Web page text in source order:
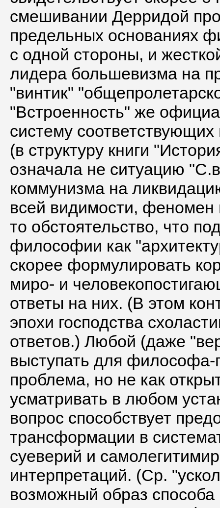
смешивании Дерридой
предельных основаниях
с одной стороны, и
лидера большевизма на
"винтик"
"Встроенность" же
систему
(в структуру книги
означала не ситуацию
коммунизма на
всей видимости,
то обстоятельство, что
философии как
скорее формулировать
миро- и
ответы на них. (В этом
эпохи господства
ответов.) Любой (даже
выступать для
проблема, но не как
усматривать в любом
вопрос способствует
трансформации в
суеверий и
интерпретаций. (Ср.
возможный образ